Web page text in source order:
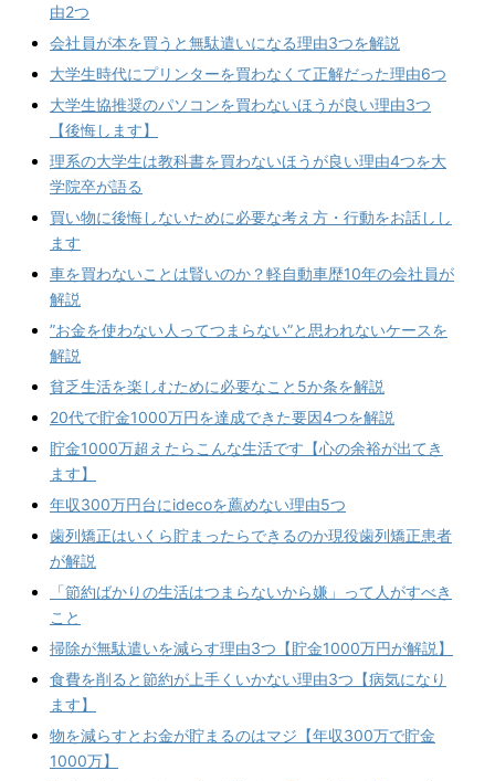
由2つ
会社員が本を買うと無駄遣いになる理由3つを解説
大学生時代にプリンターを買わなくて正解だった理由6つ
大学生協推奨のパソコンを買わないほうが良い理由3つ
【後悔します】
理系の大学生は教科書を買わないほうが良い理由4つを大
学院卒が語る
買い物に後悔しないために必要な考え方・行動をお話しし
ます
車を買わないことは賢いのか？軽自動車歴10年の会社員が
解説
”お金を使わない人ってつまらない”と思われないケースを
解説
貧乏生活を楽しむために必要なこと5か条を解説
20代で貯金1000万円を達成できた要因4つを解説
貯金1000万超えたらこんな生活です【心の余裕が出てき
ます】
年収300万円台にidecoを薦めない理由5つ
歯列矯正はいくら貯まったらできるのか現役歯列矯正患者
が解説
「節約ばかりの生活はつまらないから嫌」って人がすべき
こと
掃除が無駄遣いを減らす理由3つ【貯金1000万円が解説】
食費を削ると節約が上手くいかない理由3つ【病気になり
ます】
物を減らすとお金が貯まるのはマジ【年収300万で貯金
1000万】